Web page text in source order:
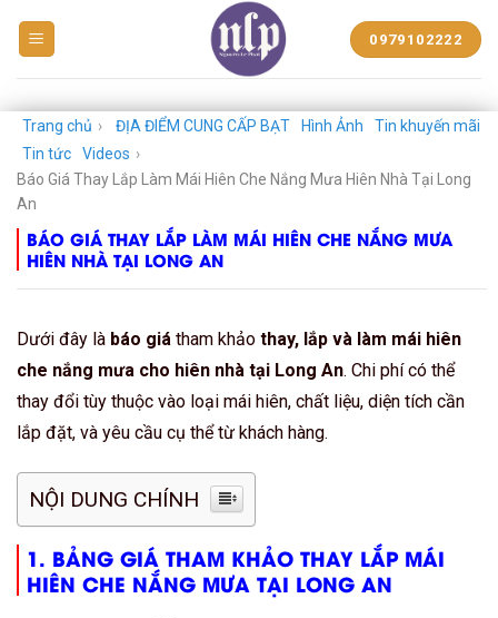
NHỰA
PHÁT
0979102222
Trang chủ › ĐỊA ĐIỂM CUNG CẤP BẠT Hình Ảnh
Tin khuyến mãi
Tin tức
Videos ›
Báo Giá Thay Lắp Làm Mái Hiên Che Nắng Mưa Hiên Nhà Tại Long
An
BÁO GIÁ THAY LẮP LÀM MÁI HIÊN CHE NẮNG MƯA
HIÊN NHÀ TẠI LONG AN
Dưới đây là báo giá tham khảo thay, lắp và làm mái hiên
che nắng mưa cho hiên nhà tại Long An. Chi phí có thể
thay đổi tùy thuộc vào loại mái hiên, chất liệu, diện tích cần
lắp đặt, và yêu cầu cụ thể từ khách hàng.
NỘI DUNG CHÍNH
1. BẢNG GIÁ THAM KHẢO THAY LẮP MÁI
HIÊN CHE NẮNG MƯA TẠI LONG AN